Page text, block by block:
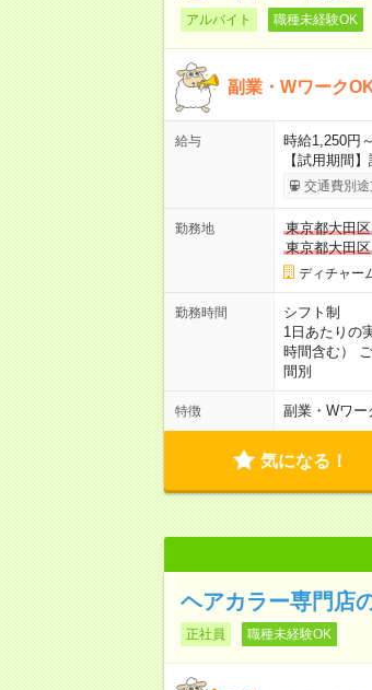
アルバイト 職種未経験OK
副業・Wワーク
給与
時給1,250円
【試用期間
交通費別途
勤務地
東京都大田区
東京都大田区
ディチャー
勤務時間
シフト制
1日あたりの
時間含む）
間別
特徴 副業・Wワー
気になる！
ヘアカラー専門店
正社員 職種未経験OK